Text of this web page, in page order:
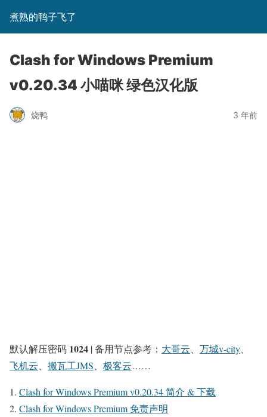
煮熟的鸭子飞了
Clash for Windows Premium
v0.20.34 小喵咪 绿色汉化版
烧鸭 3 年前
默认解压密码 1024 | 备用节点参考： 大哥云 万城v-city
飞机云
搬瓦工JMS 极客云……
Clash for Windows Premium v0.20.34 简介 & 下载
Clash for Windows Premium 免责声明